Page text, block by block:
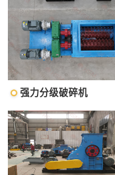
强力分级破碎机